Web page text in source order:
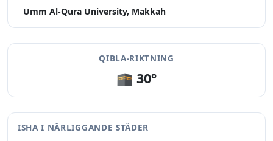
Umm Al-Qura University, Makkah
QIBLA-RIKTNING
🕋 30°
ISHA I NÄRLIGGANDE STÄDER